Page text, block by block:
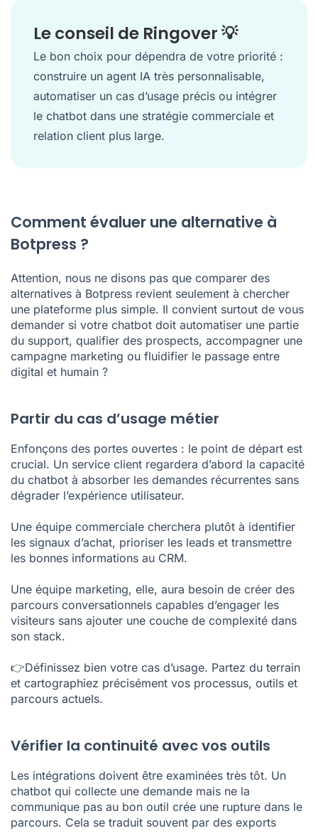
Le conseil de Ringover 💡
Le bon choix pour dépendra de votre priorité :
construire un agent IA très personnalisable,
automatiser un cas d’usage précis ou intégrer
le chatbot dans une stratégie commerciale et
relation client plus large.
Comment évaluer une alternative à
Botpress ?
Attention, nous ne disons pas que comparer des
alternatives à Botpress revient seulement à chercher
une plateforme plus simple. Il convient surtout de vous
demander si votre chatbot doit automatiser une partie
du support, qualifier des prospects, accompagner une
campagne marketing ou fluidifier le passage entre
digital et humain ?
Partir du cas d’usage métier
Enfonçons des portes ouvertes : le point de départ est
crucial. Un service client regardera d’abord la capacité
du chatbot à absorber les demandes récurrentes sans
dégrader l’expérience utilisateur.
Une équipe commerciale cherchera plutôt à identifier
les signaux d’achat, prioriser les leads et transmettre
les bonnes informations au CRM.
Une équipe marketing, elle, aura besoin de créer des
parcours conversationnels capables d’engager les
visiteurs sans ajouter une couche de complexité dans
son stack.
👉Définissez bien votre cas d’usage. Partez du terrain
et cartographiez précisément vos processus, outils et
parcours actuels.
Vérifier la continuité avec vos outils
Les intégrations doivent être examinées très tôt. Un
chatbot qui collecte une demande mais ne la
communique pas au bon outil crée une rupture dans le
parcours. Cela se traduit souvent par des exports